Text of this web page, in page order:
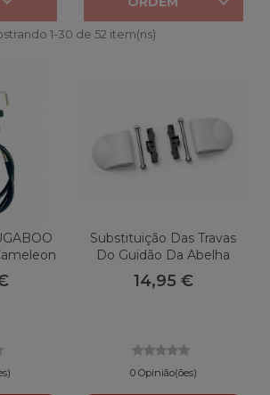
1-30 de 52 item(ns)
Substituição Das Travas
Do Guidão Da Abelha
Bugaboo 3
14,95 €
0 Opinião(ões)